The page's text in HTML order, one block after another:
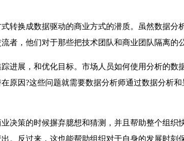
转换成数据驱动的商业方式的潜质。虽然数据
者，他们对于那些把技术团队和商业团队隔离的
进展，和优化目标。市场人员如何使用分析的
原因?这些问题就需要数据分析师通过数据分析
决策的时候摒弃臆想和猜测，并且帮助整个组
。反过来，这也能帮助组织对于自身的发展时刻